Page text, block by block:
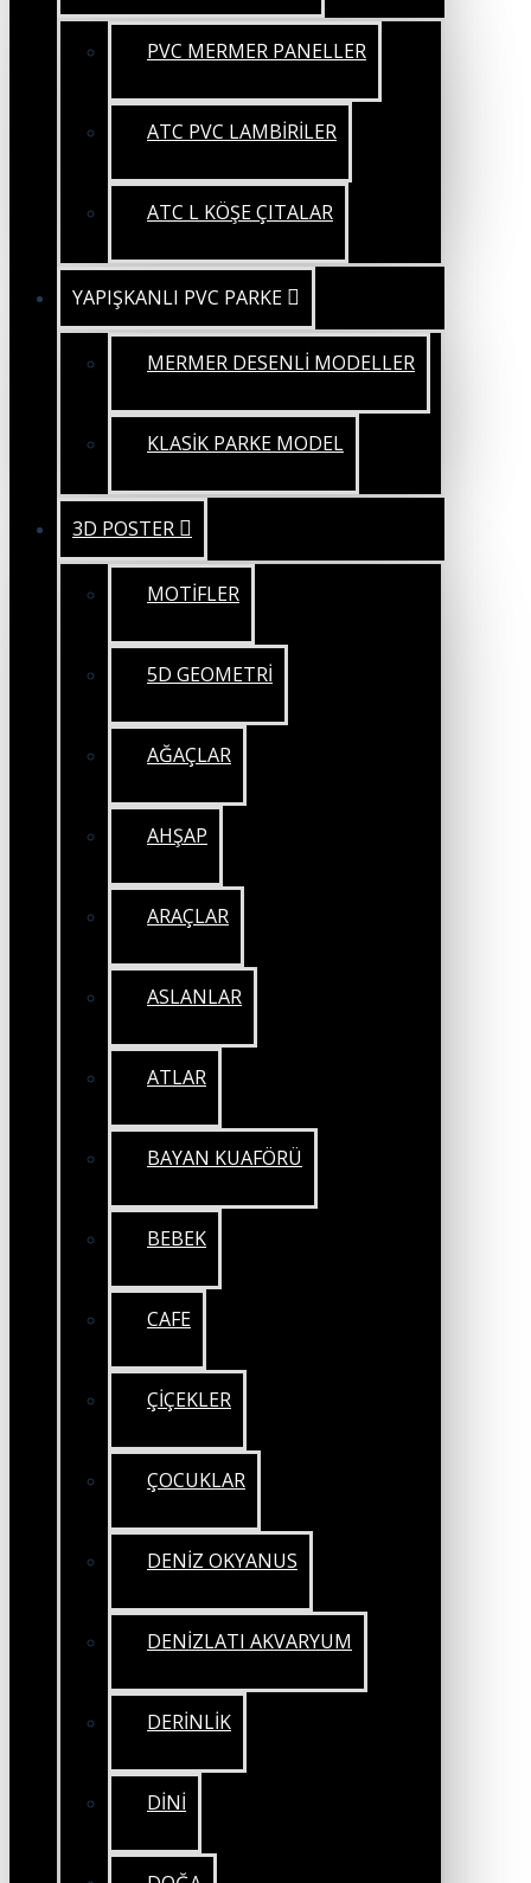
PVC MERMER PANELLER
ATC PVC LAMBİRİLER
ATC L KÖŞE ÇITALAR
YAPIŞKANLI PVC PARKE
MERMER DESENLİ MODELLER
KLASİK PARKE MODEL
3D POSTER
MOTİFLER
5D GEOMETRİ
AĞAÇLAR
AHŞAP
ARAÇLAR
ASLANLAR
ATLAR
BAYAN KUAFÖRÜ
BEBEK
CAFE
ÇİÇEKLER
ÇOCUKLAR
DENİZ OKYANUS
DENİZLATI AKVARYUM
DERİNLİK
DİNİ